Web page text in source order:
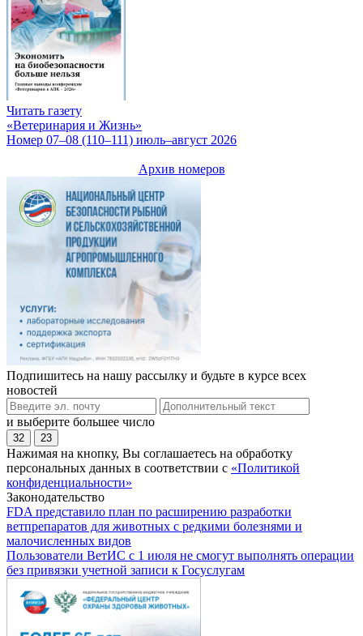
Читать газету
«Ветеринария и Жизнь»
Номер 07–08 (110–111) июль–август 2026
Архив номеров
Подпишитесь на нашу рассылку и будьте в курсе всех
новостей
и выберите большее число
32 23
Нажимая на кнопку, Вы соглашаетесь на обработку
персональных данных в соответствии с «Политикой
конфиденциальности»
Законодательство
FDA представило план по расширению разработки
ветпрепаратов для животных с редкими болезнями и
малочисленных видов
Пользователи ВетИС с 1 июля не смогут выполнять операции
без привязки учетной записи к Госуслугам